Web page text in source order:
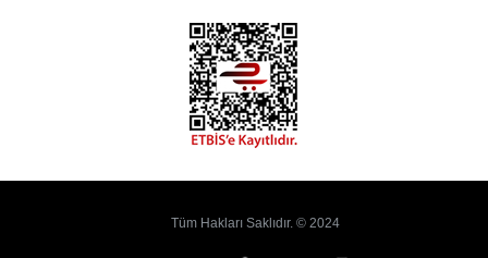
Tüm Hakları Saklıdır. © 2024